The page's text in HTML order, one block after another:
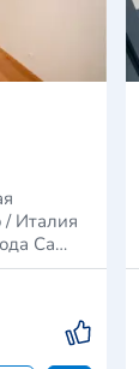
/ Италия
Са…